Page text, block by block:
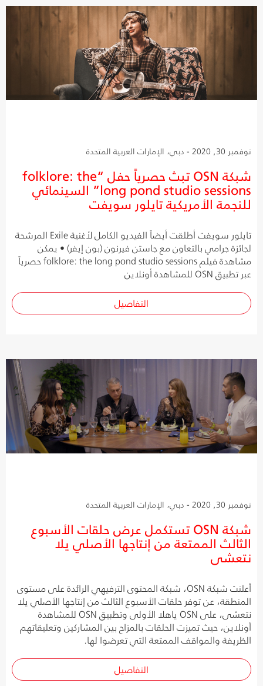
نوفمبر 30, 2020 - دبي، الإمارات العربية المتحدة
شبكة OSN تبث حصرياً حفل “folklore: the
long pond studio sessions” السينمائي
للنجمة الأمريكية تايلور سويفت
تايلور سويفت أطلقت أيضاً الفيديو الكامل لأغنية Exile المرشحة
لجائزة جرامي بالتعاون مع جاستن فيرنون (بون إيفر) • يمكن
مشاهدة فيلم folklore: the long pond studio sessions حصرياً
عبر تطبيق OSN للمشاهدة أونلاين
التفاصيل
نوفمبر 30, 2020 - دبي، الإمارات العربية المتحدة
شبكة OSN تستكمل عرض حلقات الأسبوع
الثالث الممتعة من إنتاجها الأصلي يلا
نتعشى
أعلنت شبكة OSN، شبكة المحتوى الترفيهي الرائدة على مستوى
المنطقة، عن توفر حلقات الأسبوع الثالث من إنتاجها الأصلي يلا
نتعشى، على OSN ياهلا الأولى وتطبيق OSN للمشاهدة
أونلاين، حيث تميزت الحلقات بالمزاح بين المشاركين وتعليقاتهم
الظريفة والمواقف الممتعة التي تعرضوا لها.
التفاصيل